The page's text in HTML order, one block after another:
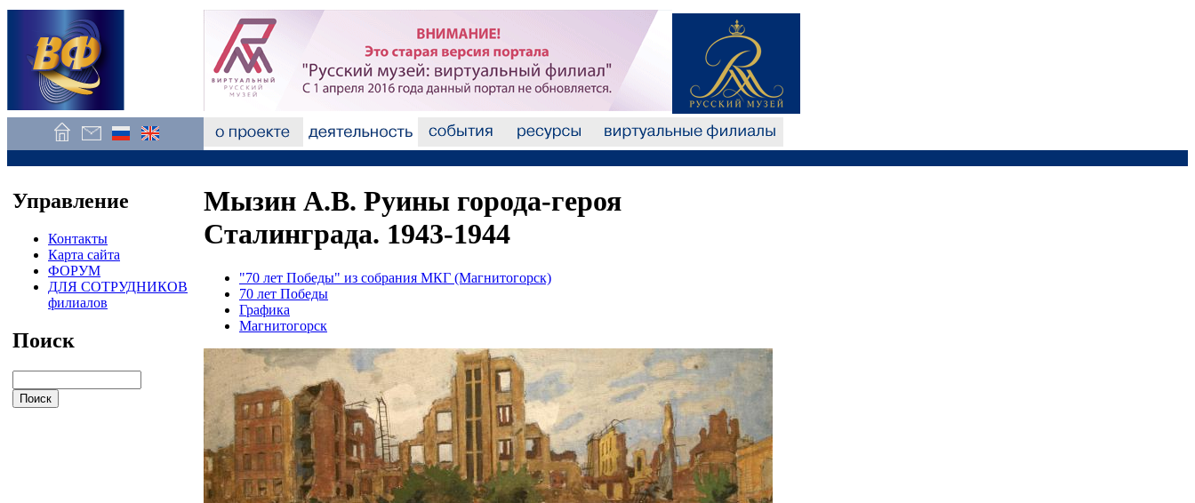
Управление
Контакты
Карта сайта
ФОРУМ
ДЛЯ СОТРУДНИКОВ
филиалов
Поиск
Мызин А.В. Руины города-героя
Сталинграда. 1943-1944
"70 лет Победы" из собрания МКГ (Магнитогорск)
70 лет Победы
Графика
Магнитогорск